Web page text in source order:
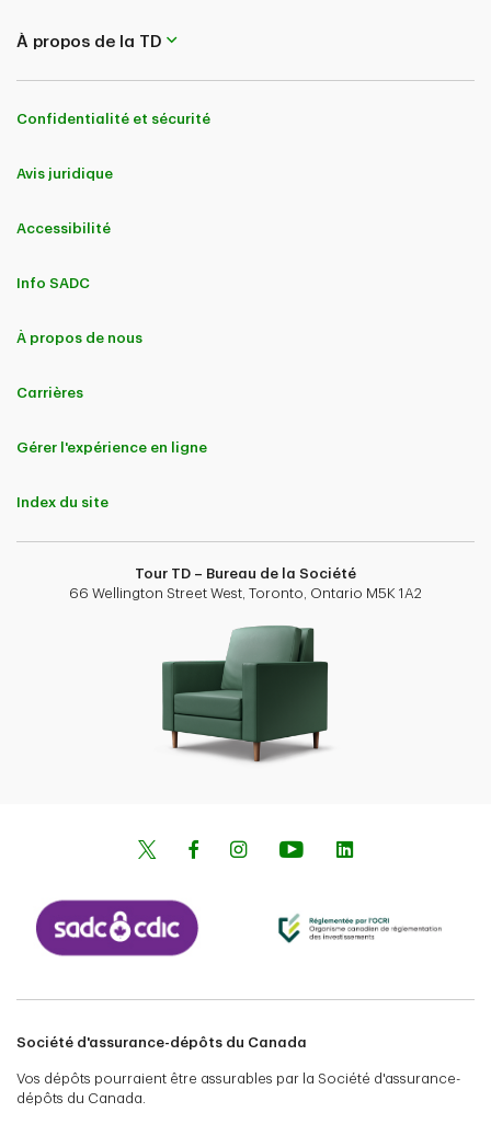
À propos de la TD
Confidentialité et sécurité
Avis juridique
Accessibilité
Info SADC
À propos de nous
Carrières
Gérer l'expérience en ligne
Index du site
Tour TD – Bureau de la Société
66 Wellington Street West, Toronto, Ontario M5K 1A2
Société d'assurance-dépôts du Canada
Vos dépôts pourraient être assurables par la Société d'assurance-
dépôts du Canada.